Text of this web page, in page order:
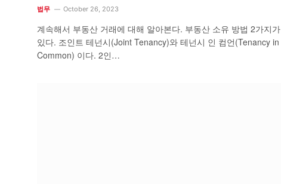
법무 October 26, 2023
계속해서 부동산 거래에 대해 알아본다. 부동산 소유 방법 2가지가
있다. 조인트 테넌시(Joint Tenancy)와 테넌시 인 컴언(Tenancy in
Common) 이다. 2인…